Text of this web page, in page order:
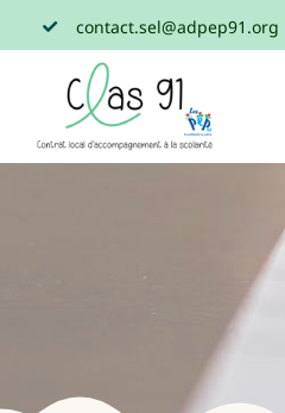
Passer
au
contenu
contact.sel@adpep91.org